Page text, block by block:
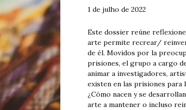
1 de julho de 2022
Este dossier reúne
arte permite recrear/
de él. Movidos por la
prisiones, el grupo a cargo
animar a investigadores,
existen en las prisiones para
¿Cómo nacen y se
arte a mantener o incluso